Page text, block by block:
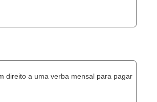
direito a uma verba mensal para pagar